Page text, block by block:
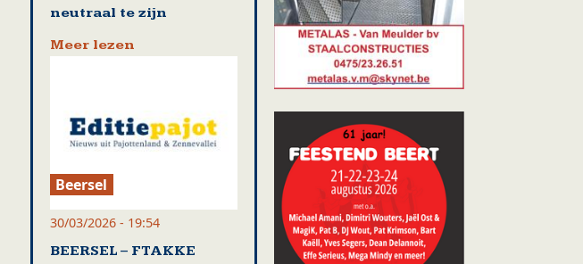
neutraal te zijn
Meer lezen
Beersel
30/03/2026 - 19:54
BEERSEL – FTAKKE